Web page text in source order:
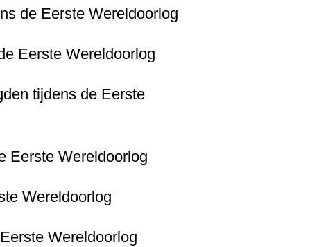
de Eerste Wereldoorlog
Eerste Wereldoorlog
tijdens de Eerste
Eerste Wereldoorlog
Wereldoorlog
Wereldoorlog